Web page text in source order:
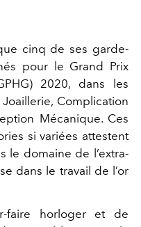
cinq de ses garde-
pour le Grand Prix
2020, dans les
Complication
Mécanique. Ces
si variées attestent
le domaine de l’extra-
dans le travail de l’or
faire horloger et de